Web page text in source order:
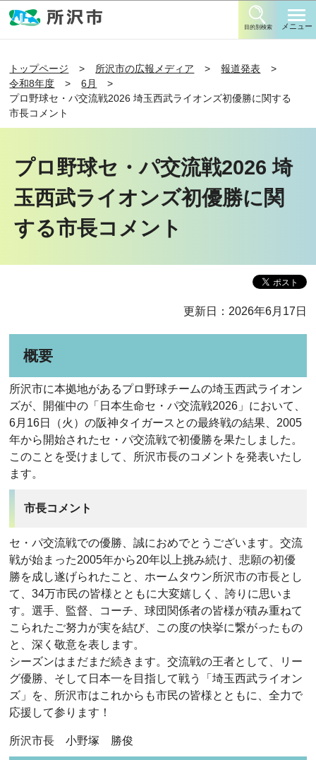
目的別検索 メニュー
トップページ 所沢市の広報メディア
報道発表
令和8年度
6月
プロ野球セ・パ交流戦2026 埼玉西武ライオンズ初優勝に関する
市長コメント
プロ野球セ・パ交流戦2026 埼
玉西武ライオンズ初優勝に関
する市長コメント
更新日：2026年6月17日
概要
所沢市に本拠地があるプロ野球チームの埼玉西武ライオン
ズが、開催中の「日本生命セ・パ交流戦2026」において、
6月16日（火）の阪神タイガースとの最終戦の結果、2005
年から開始されたセ・パ交流戦で初優勝を果たしました。
このことを受けまして、所沢市長のコメントを発表いたし
ます。
市長コメント
セ・パ交流戦での優勝、誠におめでとうございます。交流
戦が始まった2005年から20年以上挑み続け、悲願の初優
勝を成し遂げられたこと、ホームタウン所沢市の市長とし
て、34万市民の皆様とともに大変嬉しく、誇りに思いま
す。選手、監督、コーチ、球団関係者の皆様が積み重ねて
こられたご努力が実を結び、この度の快挙に繋がったもの
と、深く敬意を表します。
シーズンはまだまだ続きます。交流戦の王者として、リー
グ優勝、そして日本一を目指して戦う「埼玉西武ライオン
ズ」を、所沢市はこれからも市民の皆様とともに、全力で
応援して参ります！
所沢市長 小野塚 勝俊